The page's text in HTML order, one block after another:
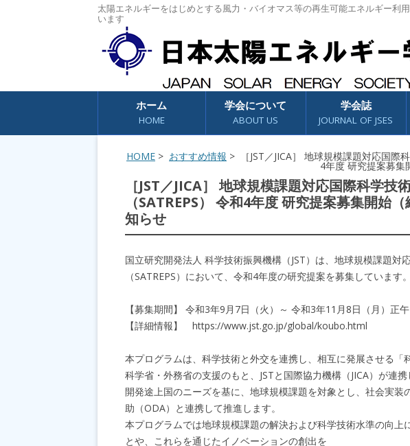
太陽エネルギーをはじめとする風力・バイオマス等の再生可能エネルギー
います
コンテンツへスキップ
ホーム
HOME
学会について
ABOUT US
学会誌
JOURNAL OF JSES
HOME > おすすめ情報 > ［JST／JICA］ 地球規模課題対応国際
4年度 研究提案募集
［JST／JICA］ 地球規模課題対応国際科学技
（SATREPS） 令和4年度 研究提案募集開始
知らせ
国立研究開発法人 科学技術振興機構（JST）は、地球規模課題対
（SATREPS）において、令和4年度の研究提案を募集しています。
【募集期間】 令和3年9月7日（火）～ 令和3年11月8日（月）正午
【詳細情報】 https://www.jst.go.jp/global/koubo.html
本プログラムは、科学技術と外交を連携し、相互に発展させる「
科学省・外務省の支援のもと、JSTと国際協力機構（JICA）が連携
開発途上国のニーズを基に、地球規模課題を対象とし、社会実
助（ODA）と連携して推進します。
本プログラムでは地球規模課題の解決および科学技術水準の向上
とや、これらを通じたイノベーションの創出を